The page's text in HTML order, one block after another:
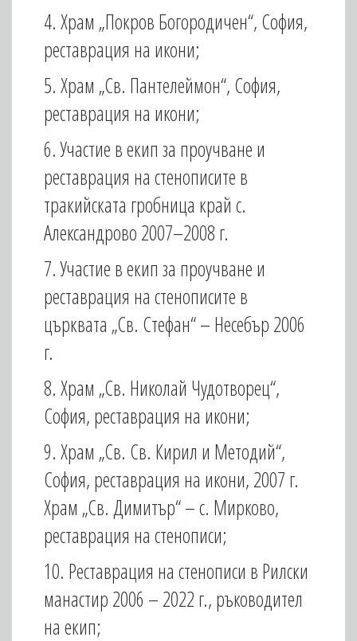
4. Храм „Покров Богородичен“, София,
реставрация на икони;
5. Храм „Св. Пантелеймон“, София,
реставрация на икони;
6. Участие в екип за проучване и
реставрация на стенописите в
тракийската гробница край с.
Александрово 2007–2008 г.
7. Участие в екип за проучване и
реставрация на стенописите в
църквата „Св. Стефан“ – Несебър 2006
г.
8. Храм „Св. Николай Чудотворец“,
София, реставрация на икони;
9. Храм „Св. Св. Кирил и Методий“,
София, реставрация на икони, 2007 г.
Храм „Св. Димитър“ – с. Мирково,
реставрация на стенописи;
10. Реставрация на стенописи в Рилски
манастир 2006 – 2022 г., ръководител
на екип;